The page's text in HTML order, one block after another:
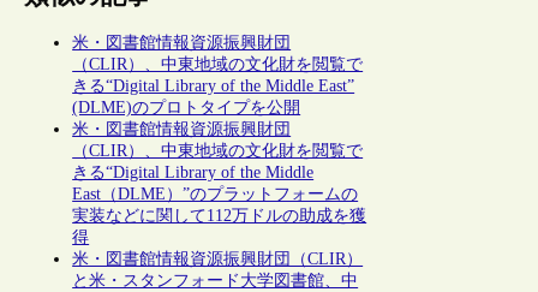
米・図書館情報資源振興財団
（CLIR）、中東地域の文化財を閲覧で
きる“Digital Library of the Middle East”
(DLME)のプロトタイプを公開
米・図書館情報資源振興財団
（CLIR）、中東地域の文化財を閲覧で
きる“Digital Library of the Middle
East（DLME）”のプラットフォームの
実装などに関して112万ドルの助成を獲
得
米・図書館情報資源振興財団（CLIR）
と米・スタンフォード大学図書館、中